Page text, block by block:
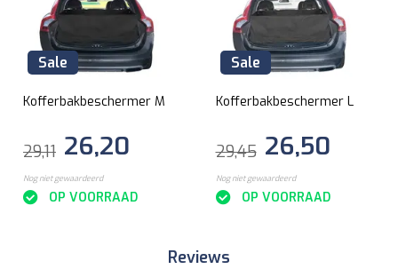
Sale
Kofferbakbeschermer M
29,11 26,20
Nog niet gewaardeerd
OP VOORRAAD
Sale
Kofferbakbeschermer L
29,45 26,50
Nog niet gewaardeerd
OP VOORRAAD
Reviews